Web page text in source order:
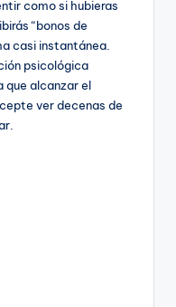
como si hubieras
“bonos de
casi instantánea.
psicológica
que alcanzar el
ver decenas de